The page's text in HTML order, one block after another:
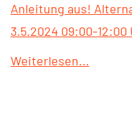
Anleitung aus!
3.5.2024 09:00-12:00
Weiterlesen...